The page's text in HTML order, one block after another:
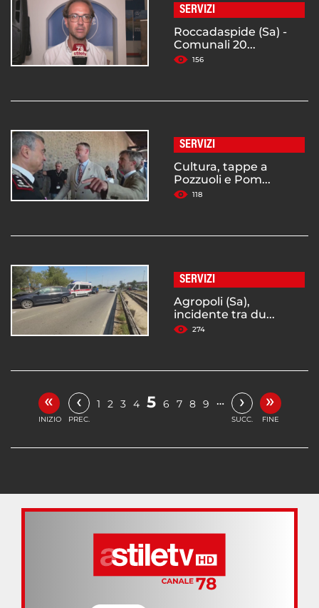
SERVIZI
Roccadaspide (Sa) -
Comunali 20...
156
SERVIZI
Cultura, tappe a
Pozzuoli e Pom...
118
SERVIZI
Agropoli (Sa),
incidente tra du...
274
«
INIZIO
‹
PREC.
1 2 3 4 5 6 7 8 9 … ›
SUCC.
»
FINE